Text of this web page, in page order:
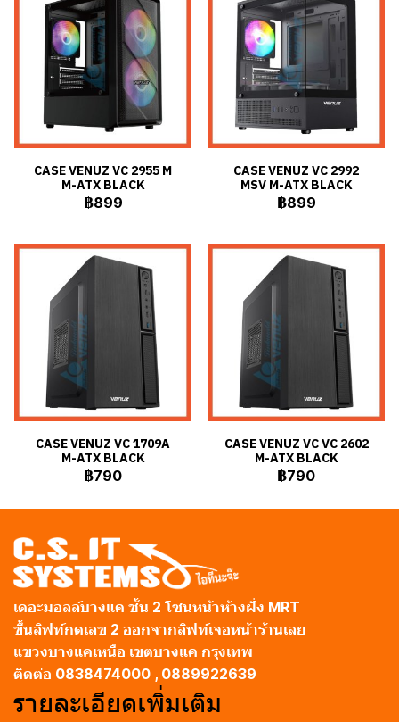
CASE VENUZ VC 2955 M
M-ATX BLACK
฿899
CASE VENUZ VC 2992
MSV M-ATX BLACK
฿899
CASE VENUZ VC 1709A
M-ATX BLACK
฿790
CASE VENUZ VC VC 2602
M-ATX BLACK
฿790
เดอะมอลล์บางแค ชั้น 2 โซนหน้าห้างฝั่ง MRT
ขึ้นลิฟท์กดเลข 2 ออกจากลิฟท์เจอหน้าร้านเลย
แขวงบางแคเหนือ เขตบางแค กรุงเทพ
ติดต่อ 0838474000 , 0889922639
รายละเอียดเพิ่มเติม